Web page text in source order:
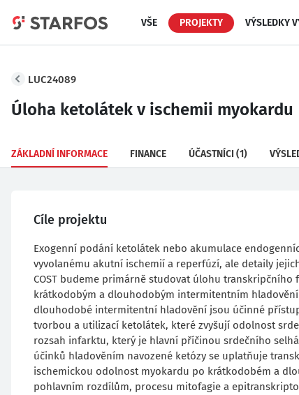
VŠE PROJEKTY VÝSLEDKY
LUC24089
Úloha ketolátek v ischemii myokardu
ZÁKLADNÍ INFORMACE FINANCE ÚČASTNÍCI (1)
Cíle projektu
Exogenní podání ketolátek nebo akumulace
vyvolanému akutní ischemií a reperfúzí, ale detaily
COST budeme primárně studovat úlohu
krátkodobým a dlouhodobým intermitentním
dlouhodobé intermitentní hladovění jsou účinné
tvorbou a utilizací ketolátek, které zvyšují odolnost
rozsah infarktu, který je hlavní příčinou srdečního
účinků hladověním navozené ketózy se uplatňuje
ischemickou odolnost myokardu po krátkodobém a
pohlavním rozdílům, procesu mitofagie a